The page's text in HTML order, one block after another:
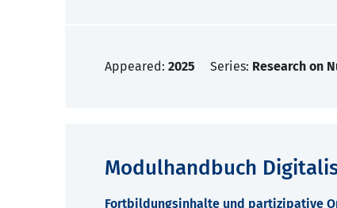
Appeared: 2025 Series: Research on
Modulhandbuch
Fortbildungsinhalte und partizipative